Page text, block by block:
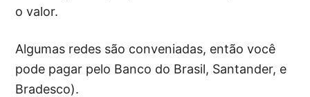
o valor.
Algumas redes são conveniadas, então você
pode pagar pelo Banco do Brasil, Santander, e
Bradesco).